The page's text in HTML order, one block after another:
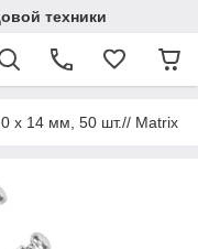
техники
х 14 мм, 50 шт.// Matrix